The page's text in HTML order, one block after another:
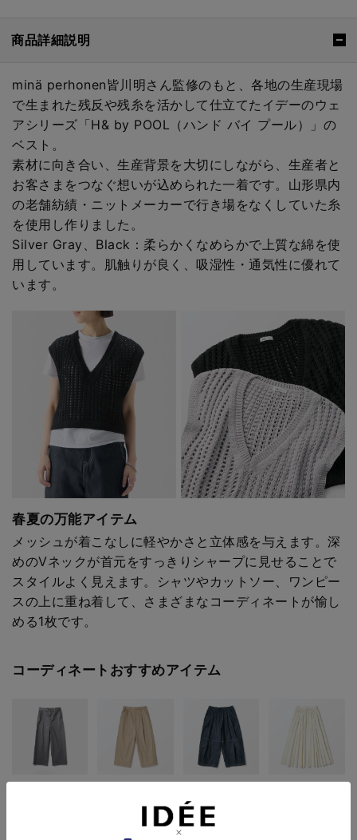
商品詳細説明
minä perhonen皆川明さん監修のもと、各地の生産現場
で生まれた残反や残糸を活かして仕立てたイデーのウェ
アシリーズ「H& by POOL（ハンド バイ プール）」の
ベスト。
素材に向き合い、生産背景を大切にしながら、生産者と
お客さまをつなぐ想いが込められた一着です。山形県内
の老舗紡績・ニットメーカーで行き場をなくしていた糸
を使用し作りました。
Silver Gray、Black：柔らかくなめらかで上質な綿を使
用しています。肌触りが良く、吸湿性・通気性に優れて
います。
春夏の万能アイテム
メッシュが着こなしに軽やかさと立体感を与えます。深
めのVネックが首元をすっきりシャープに見せることで
スタイルよく見えます。シャツやカットソー、ワンピー
スの上に重ね着して、さまざまなコーディネートが愉し
める1枚です。
コーディネートおすすめアイテム
Indigo Assort Non
Wash